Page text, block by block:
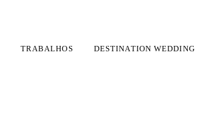
TRABALHOS DESTINATION WEDDING